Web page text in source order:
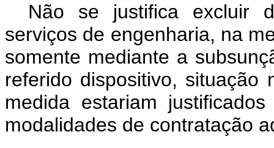
Não se justifica excluir
serviços de engenharia, na
somente mediante a
referido dispositivo,
medida estariam
modalidades de contratação